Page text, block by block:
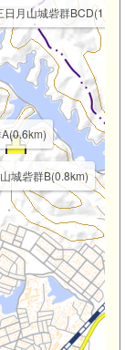
城砦群B(0.8km)
日月山城砦群